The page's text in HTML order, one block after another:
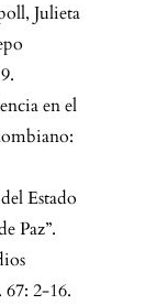
Julieta
en el
Estado
Paz”.
67: 2-16.